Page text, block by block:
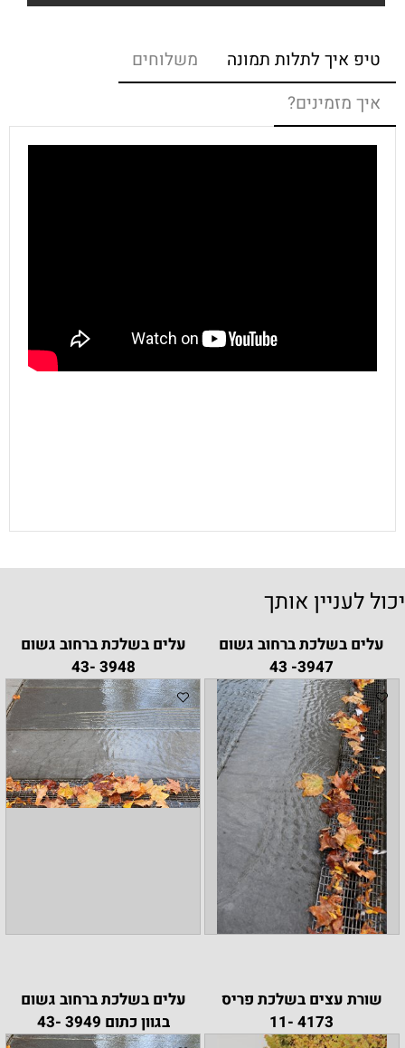
טיפ איך לתלות תמונה
משלוחים
איך מזמינים?
יכול לעניין אותך
עלים בשלכת ברחוב גשום
3947- 43
עלים בשלכת ברחוב גשום
3948 -43
שורת עצים בשלכת פריס
4173 -11
עלים בשלכת ברחוב גשום
בגוון כתום 3949 -43